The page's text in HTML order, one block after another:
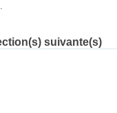
suivante(s)